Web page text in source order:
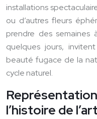
installations
ou d’autres fleurs
prendre des semaines
quelques jours,
beauté fugace de la
cycle naturel.
l’histoire de l’art